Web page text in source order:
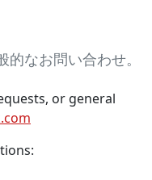
なお問い合わせ。
or general